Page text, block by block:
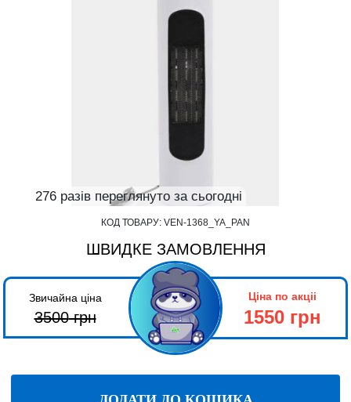
276 разів переглянуто за сьогодні
КОД ТОВАРУ: VEN-1368_YA_PAN
ШВИДКЕ ЗАМОВЛЕННЯ
Звичайна ціна
3500грн
Ціна по акціі
1550 грн